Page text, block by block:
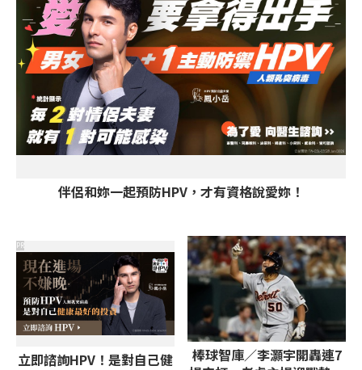
伴侶和妳一起預防HPV，才有資格說愛妳！
立即諮詢HPV！是對自己健
PR
棒球智庫／李灝宇開轟連7